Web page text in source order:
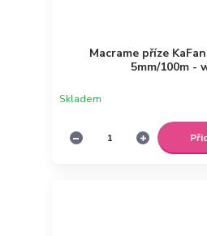
Macrame příze
5mm/100m -
Skladem